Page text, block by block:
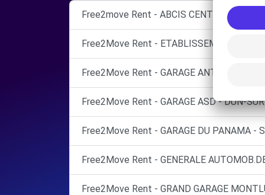
Free2move Rent - ABCIS CENTRE BY
Free2Move Rent - ETABLISSEMENTS
Free2Move Rent - GARAGE ANTHONY
Free2Move Rent - GARAGE ASD - DUN-
Free2Move Rent - GARAGE DU PANAMA -
Free2Move Rent - GENERALE
Free2Move Rent - GRAND GARAGE